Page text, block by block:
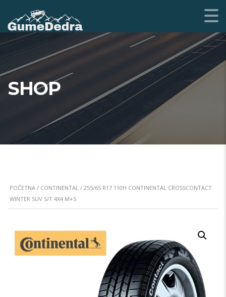
SHOP
POČETNA / CONTINENTAL / 255/65 R17 110H CONTINENTAL CROSSCONTACT
WINTER SUV S/T 4X4 M+S